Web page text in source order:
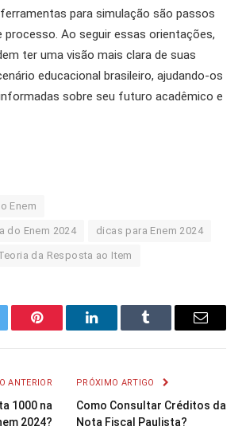
para simulação são passos
Ao seguir essas orientações,
ter uma visão mais clara de suas
educacional brasileiro, ajudando-os
sobre seu futuro acadêmico e
Enem
do Enem 2024 dicas para Enem 2024
da Resposta ao Item
Pinterest LinkedInTumblr Email
ANTERIOR
1000 na
2024?
PRÓXIMO ARTIGO
Como Consultar Créditos da
Nota Fiscal Paulista?